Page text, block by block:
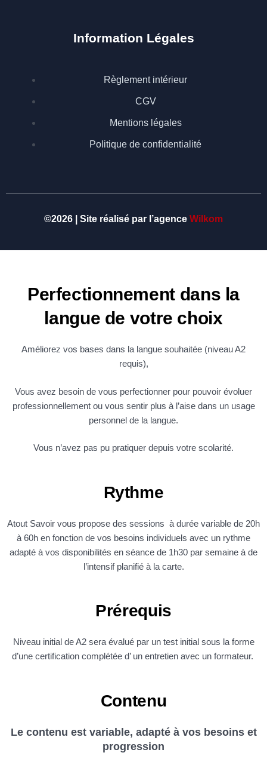
Information Légales
Règlement intérieur
CGV
Mentions légales
Politique de confidentialité
©2026 | Site réalisé par l’agence Wilkom
Perfectionnement dans la
langue de votre choix
Améliorez vos bases dans la langue souhaitée (niveau A2
requis),
Vous avez besoin de vous perfectionner pour pouvoir évoluer
professionnellement ou vous sentir plus à l’aise dans un usage
personnel de la langue.
Vous n’avez pas pu pratiquer depuis votre scolarité.
Rythme
Atout Savoir vous propose des sessions à durée variable de 20h
à 60h en fonction de vos besoins individuels avec un rythme
adapté à vos disponibilités en séance de 1h30 par semaine à de
l’intensif planifié à la carte.
Prérequis
Niveau initial de A2 sera évalué par un test initial sous la forme
d’une certification complétée d’ un entretien avec un formateur.
Contenu
Le contenu est variable, adapté à vos besoins et
progression